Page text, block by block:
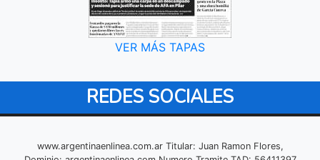
VER MÁS TAPAS
REDES SOCIALES
www.argentinaenlinea.com.ar Titular: Juan Ramon Flores,